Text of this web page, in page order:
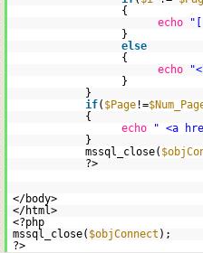
{
echo "[
}
else
{
echo
}
}
if( $Page!=
{
echo " <a href
}
mssql_close(
?>
</body>
</html>
<?php
mssql_close( $objConnect );
?>